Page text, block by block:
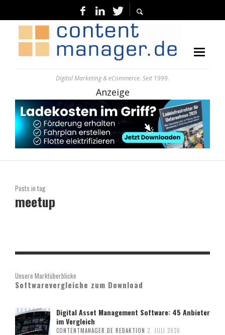
Digital Marketing & eCommerce. Seit 1999.
Anzeige
Posts in tag
meetup
Unsere Marktüberblicke
Softwarevergleiche zum Download
Digital Asset Management Software: 45 Anbieter
im Vergleich
CONTENTMANAGER.DE REDAKTION 2. JULI 2026